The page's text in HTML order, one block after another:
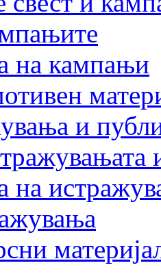
на кампањи
и
на